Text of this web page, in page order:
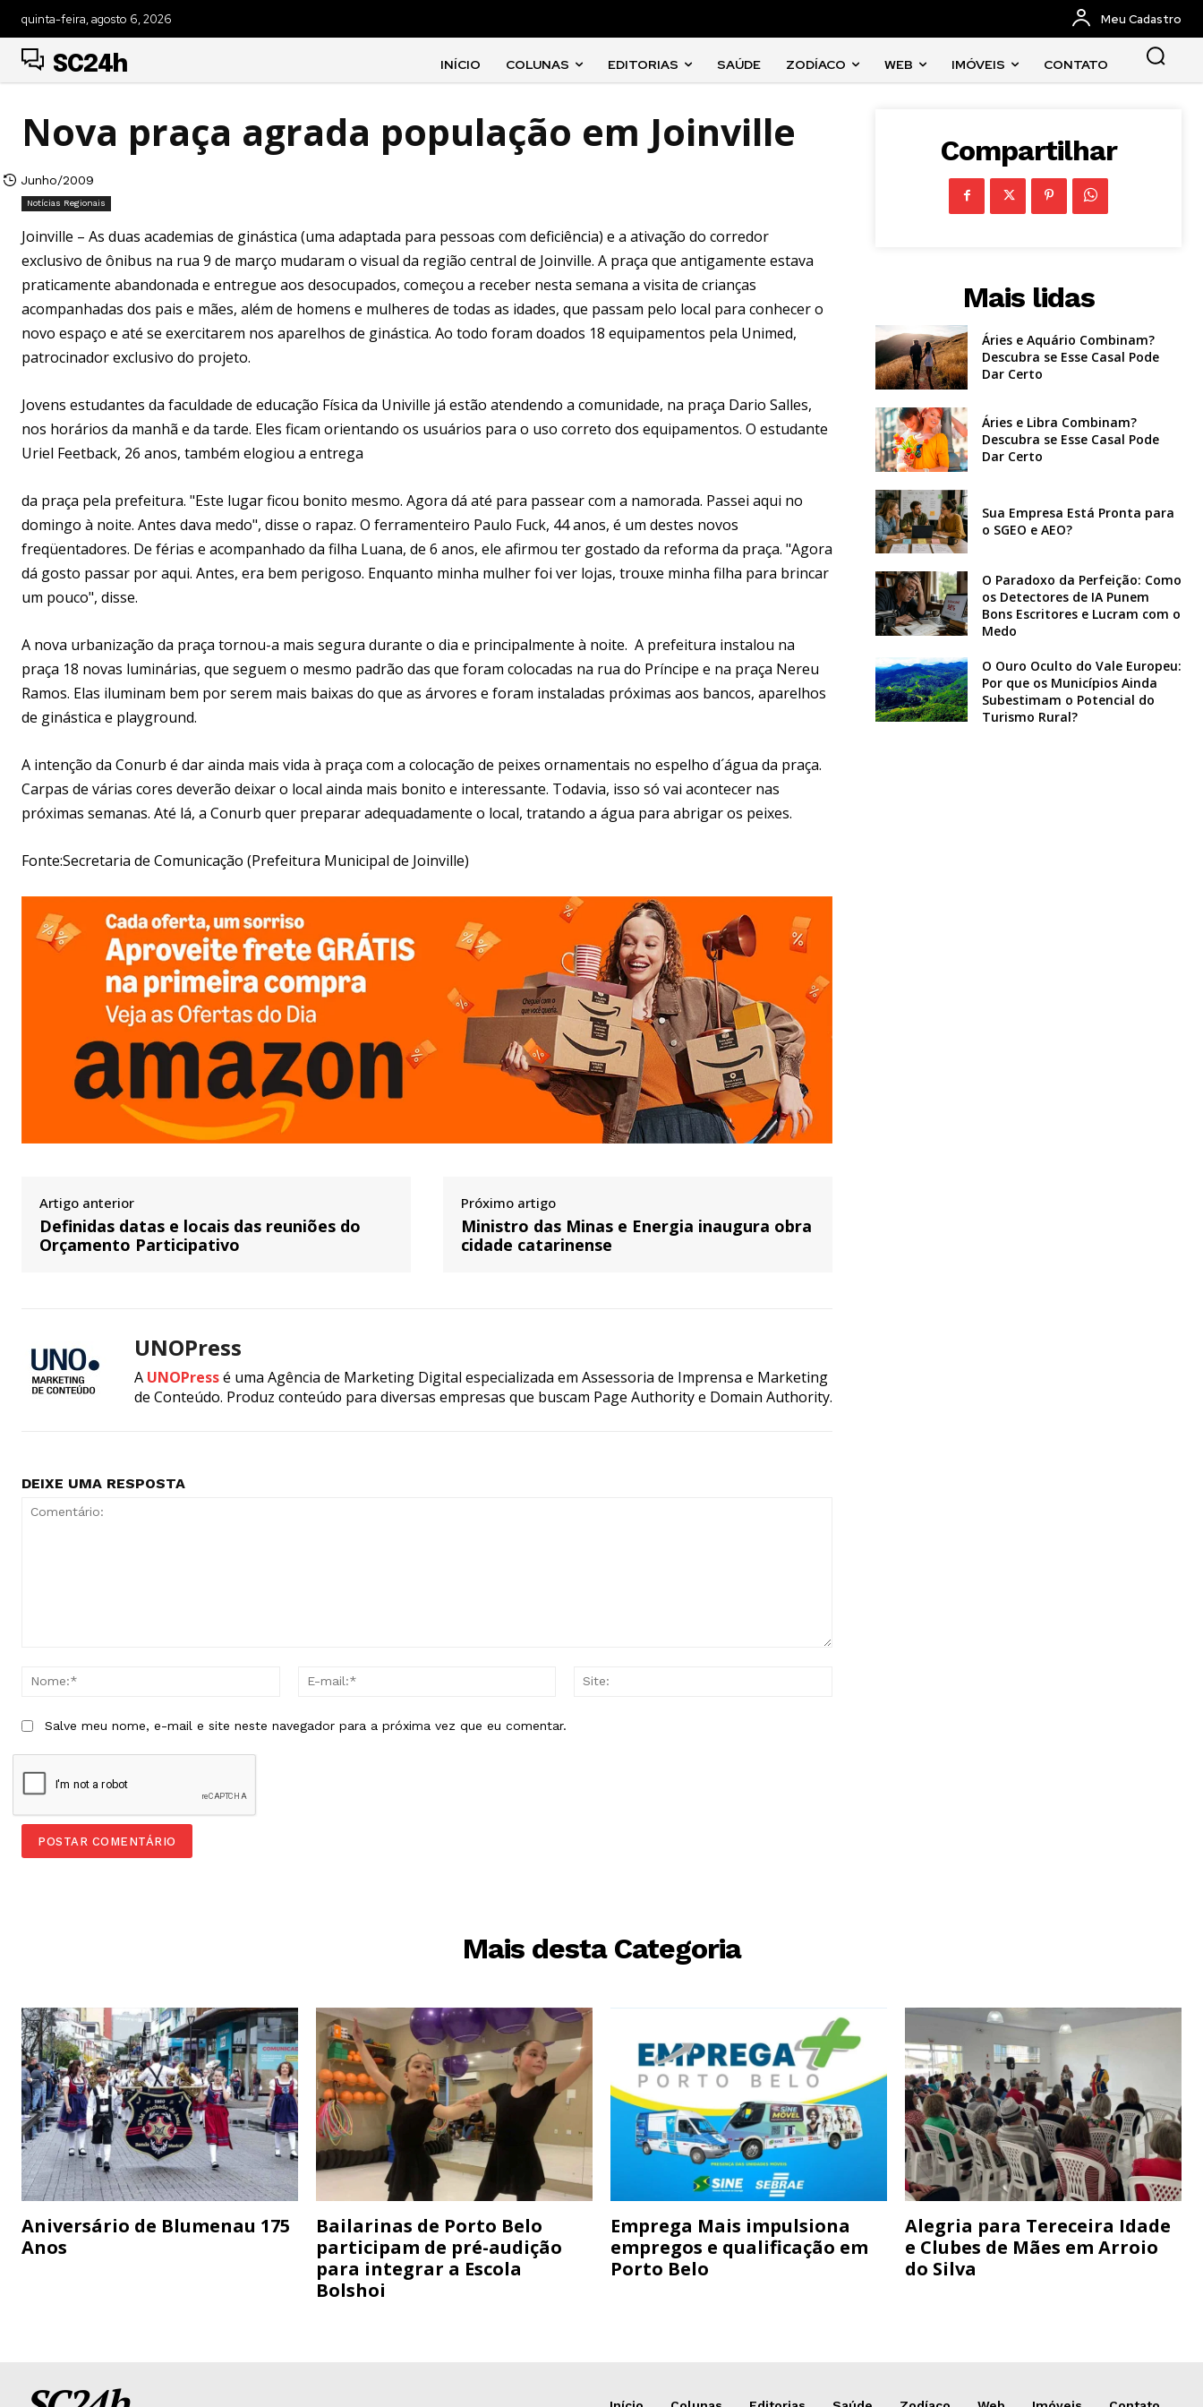
quinta-feira, agosto 6, 2026 Meu Cadastro
SC24h INÍCIO COLUNAS EDITORIAS SAÚDE ZODÍACO WEB IMÓVEIS CONTATO
Nova praça agrada população em Joinville
Junho/2009
Notícias Regionais
Joinville – As duas academias de ginástica (uma adaptada para pessoas com deficiência) e a ativação do corredor
exclusivo de ônibus na rua 9 de março mudaram o visual da região central de Joinville. A praça que antigamente estava
praticamente abandonada e entregue aos desocupados, começou a receber nesta semana a visita de crianças
acompanhadas dos pais e mães, além de homens e mulheres de todas as idades, que passam pelo local para conhecer o
novo espaço e até se exercitarem nos aparelhos de ginástica. Ao todo foram doados 18 equipamentos pela Unimed,
patrocinador exclusivo do projeto.
Jovens estudantes da faculdade de educação Física da Univille já estão atendendo a comunidade, na praça Dario Salles,
nos horários da manhã e da tarde. Eles ficam orientando os usuários para o uso correto dos equipamentos. O estudante
Uriel Feetback, 26 anos, também elogiou a entrega
da praça pela prefeitura. "Este lugar ficou bonito mesmo. Agora dá até para passear com a namorada. Passei aqui no
domingo à noite. Antes dava medo", disse o rapaz. O ferramenteiro Paulo Fuck, 44 anos, é um destes novos
freqüentadores. De férias e acompanhado da filha Luana, de 6 anos, ele afirmou ter gostado da reforma da praça. "Agora
dá gosto passar por aqui. Antes, era bem perigoso. Enquanto minha mulher foi ver lojas, trouxe minha filha para brincar
um pouco", disse.
A nova urbanização da praça tornou-a mais segura durante o dia e principalmente à noite. A prefeitura instalou na
praça 18 novas luminárias, que seguem o mesmo padrão das que foram colocadas na rua do Príncipe e na praça Nereu
Ramos. Elas iluminam bem por serem mais baixas do que as árvores e foram instaladas próximas aos bancos, aparelhos
de ginástica e playground.
A intenção da Conurb é dar ainda mais vida à praça com a colocação de peixes ornamentais no espelho d´água da praça.
Carpas de várias cores deverão deixar o local ainda mais bonito e interessante. Todavia, isso só vai acontecer nas
próximas semanas. Até lá, a Conurb quer preparar adequadamente o local, tratando a água para abrigar os peixes.
Fonte:Secretaria de Comunicação (Prefeitura Municipal de Joinville)
Artigo anterior
Definidas datas e locais das reuniões do
Orçamento Participativo
Próximo artigo
Ministro das Minas e Energia inaugura obra
cidade catarinense
UNOPress
A UNOPressé uma Agência de Marketing Digital especializada em Assessoria de Imprensa e Marketing
de Conteúdo. Produz conteúdo para diversas empresas que buscam Page Authority e Domain Authority.
DEIXE UMA RESPOSTA
Nome:*
Salve meu nome, e-mail e site neste navegador para a próxima vez que eu comentar.
Compartilhar
Mais lidas
Áries e Aquário Combinam?
Descubra se Esse Casal Pode
Dar Certo
Áries e Libra Combinam?
Descubra se Esse Casal Pode
Dar Certo
Sua Empresa Está Pronta para
o SGEO e AEO?
O Paradoxo da Perfeição: Como
os Detectores de IA Punem
Bons Escritores e Lucram com o
Medo
O Ouro Oculto do Vale Europeu:
Por que os Municípios Ainda
Subestimam o Potencial do
Turismo Rural?
Mais desta Categoria
Aniversário de Blumenau 175
Anos
Bailarinas de Porto Belo
participam de pré-audição
para integrar a Escola
Bolshoi
Emprega Mais impulsiona
empregos e qualificação em
Porto Belo
Alegria para Tereceira Idade
e Clubes de Mães em Arroio
do Silva